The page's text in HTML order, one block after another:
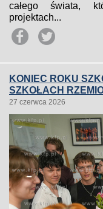
całego świata,
projektach...
KONIEC ROKU
SZKOŁACH
27 czerwca 2026